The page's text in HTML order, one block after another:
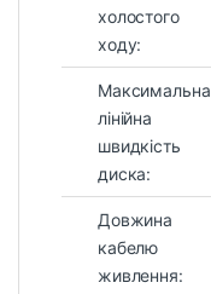
холостого
ходу:
Максимальна
лінійна
швидкість
диска:
Довжина
кабелю
живлення: